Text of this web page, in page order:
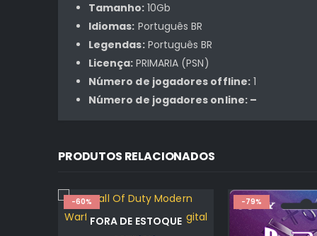
Tamanho: 10Gb
Idiomas: Português BR
Legendas:Português BR
Licença: PRIMARIA (PSN)
Número de jogadores offline:1
Número de jogadores online: –
PRODUTOS RELACIONADOS
-60%
FORA DE ESTOQUE
-79%